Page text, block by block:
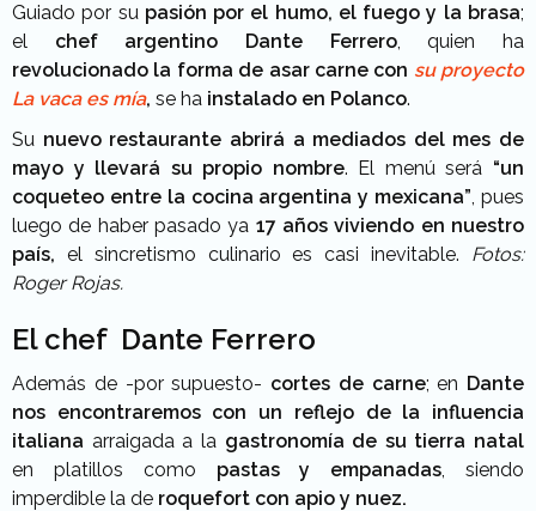
Guiado por su pasión por el humo, el fuego y la brasa;
el chef argentino Dante Ferrero, quien ha
revolucionado la forma de asar carne con su proyecto
La vaca es mía, se ha instalado en Polanco.
Su nuevo restaurante abrirá a mediados del mes de
mayo y llevará su propio nombre. El menú será “un
coqueteo entre la cocina argentina y mexicana”, pues
luego de haber pasado ya 17 años viviendo en nuestro
país, el sincretismo culinario es casi inevitable. Fotos:
Roger Rojas.
El chef Dante Ferrero
Además de -por supuesto- cortes de carne; en Dante
nos encontraremos con un reflejo de la influencia
italiana arraigada a la gastronomía de su tierra natal
en platillos como pastas y empanadas, siendo
imperdible la de roquefort con apio y nuez.